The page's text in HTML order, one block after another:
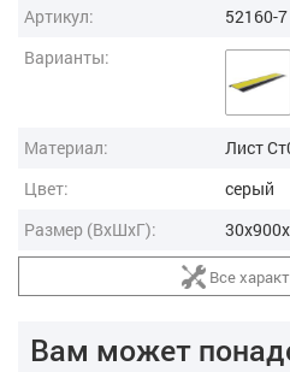
Артикул:
52160-7
Варианты:
Материал:
Лист
Цвет:
серый
Размер (ВxШxГ):
Все
Вам может